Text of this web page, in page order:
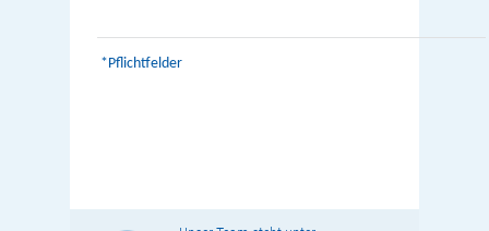
*Pflichtfelder